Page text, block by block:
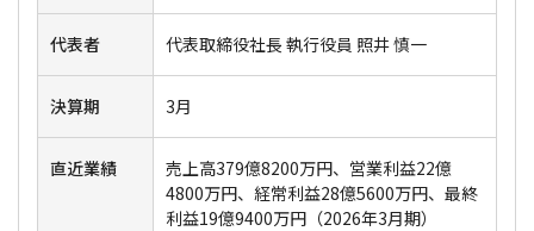
代表者 代表取締役社長 執行役員 照井 慎一
決算期 3月
直近業績
売上高379億8200万円、営業利益22億
4800万円、経常利益28億5600万円、最終
利益19億9400万円（2026年3月期）